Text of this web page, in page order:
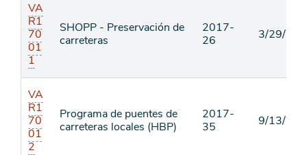
VA
R1
70
01
1
SHOPP - Preservación de
carreteras
2017-
26
3/29/18
VA
R1
70
01
2
Programa de puentes de
carreteras locales (HBP)
2017-
35
9/13/18